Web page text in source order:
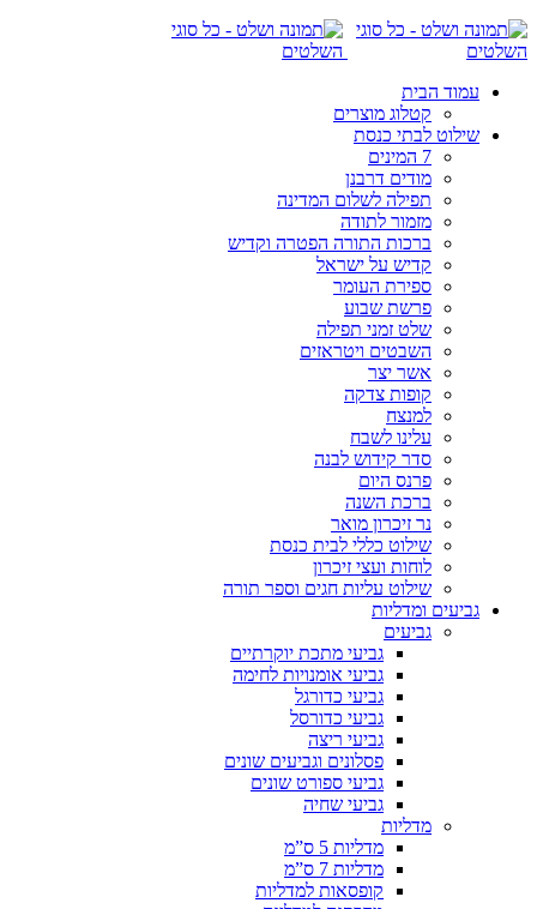
עמוד הבית
קטלוג מוצרים
שילוט לבתי כנסת
7 המינים
מודים דרבנן
תפילה לשלום המדינה
מזמור לתודה
ברכות התורה הפטרה וקדיש
קדיש על ישראל
ספירת העומר
פרשת שבוע
שלט זמני תפילה
השבטים ויטראזים
אשר יצר
קופות צדקה
למנצח
עלינו לשבח
סדר קידוש לבנה
פרנס היום
ברכת השנה
נר זיכרון מואר
שילוט כללי לבית כנסת
לוחות ועצי זיכרון
שילוט עליות חגים וספר תורה
גביעים ומדליות
גביעים
גביעי מתכת יוקרתיים
גביעי אומנויות לחימה
גביעי כדורגל
גביעי כדורסל
גביעי ריצה
פסלונים וגביעים שונים
גביעי ספורט שונים
גביעי שחיה
מדליות
מדליות 5 ס”מ
מדליות 7 ס”מ
קופסאות למדליות